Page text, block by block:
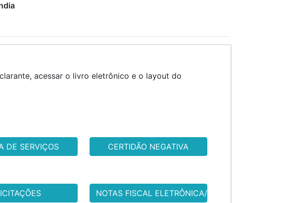
acessar o livro eletrônico e o layout do
DE SERVIÇOS CERTIDÃO NEGATIVA
NOTAS FISCAL ELETRÔNICA/ISS